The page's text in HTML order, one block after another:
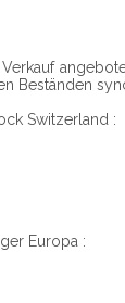
Beständen
Switzerland :
Europa :